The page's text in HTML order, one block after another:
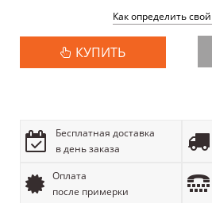
Как определить
КУПИТЬ
Бесплатная доставка
в день заказа
Оплата
после примерки